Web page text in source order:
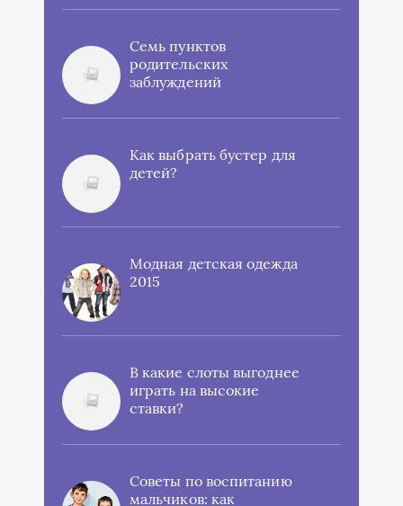
Семь пунктов
родительских
заблуждений
Как выбрать бустер для
детей?
Модная детская одежда
2015
В какие слоты выгоднее
играть на высокие
ставки?
Советы по воспитанию
мальчиков: как